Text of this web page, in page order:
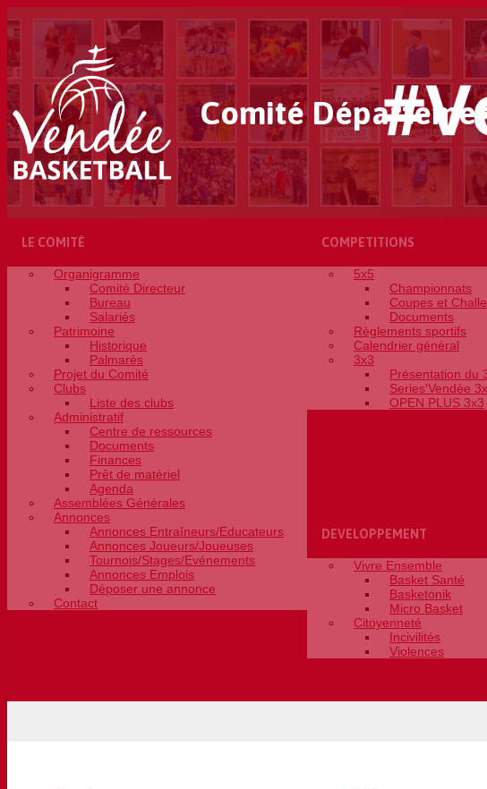
Comité
LE COMITÉ
Organigramme
Comité Directeur
Bureau
Salariés
Patrimoine
Historique
Palmarès
Projet du Comité
Clubs
Liste des clubs
Administratif
Centre de ressources
Documents
Finances
Prêt de matériel
Agenda
Assemblées Générales
Annonces
Annonces Entraîneurs/Educateurs
Annonces Joueurs/Joueuses
Tournois/Stages/Evénements
Annonces Emplois
Déposer une annonce
Contact
COMPETITIONS
5x5
Championnats
Coupes et
Documents
Règlements sportifs
Calendrier général
3x3
Présentation du
Series'Vendée
OPEN PLUS 3x3
DEVELOPPEMENT
Vivre Ensemble
Basket Santé
Basketonik
Micro Basket
Citoyenneté
Incivilités
Violences